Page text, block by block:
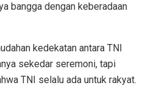
bangga dengan keberadaan
kedekatan antara TNI
sekedar seremoni, tapi
TNI selalu ada untuk rakyat.